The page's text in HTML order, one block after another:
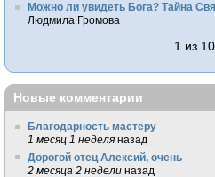
Можно ли увидеть Бога? Тайна
Людмила Громова
1 из 10
Новые комментарии
Благодарность мастеру
1 месяц 1 неделя назад
Дорогой отец Алексий, очень
2 месяца 2 недели назад